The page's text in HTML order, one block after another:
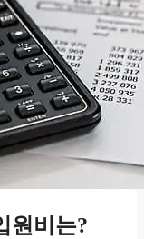
원비는?